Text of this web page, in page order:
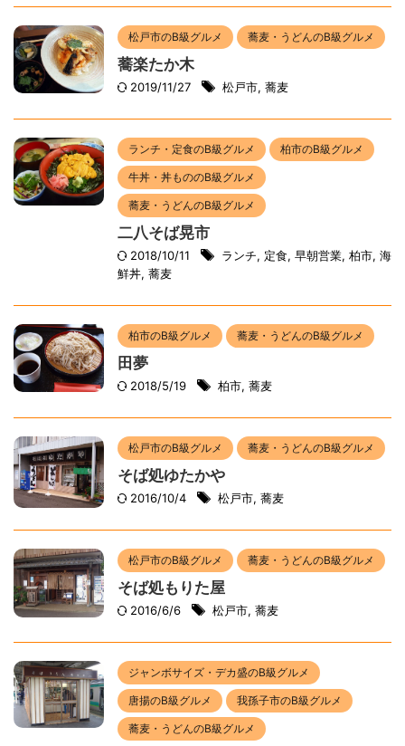
松戸市のB級グルメ 蕎麦・うどんのB級グルメ
蕎楽たか木
2019/11/27 松戸市, 蕎麦
ランチ・定食のB級グルメ 柏市のB級グルメ
牛丼・丼もののB級グルメ
蕎麦・うどんのB級グルメ
二八そば晃市
2018/10/11 ランチ, 定食, 早朝営業, 柏市, 海
鮮丼, 蕎麦
柏市のB級グルメ 蕎麦・うどんのB級グルメ
田夢
2018/5/19 柏市, 蕎麦
松戸市のB級グルメ 蕎麦・うどんのB級グルメ
そば処ゆたかや
2016/10/4 松戸市, 蕎麦
松戸市のB級グルメ 蕎麦・うどんのB級グルメ
そば処もりた屋
2016/6/6 松戸市, 蕎麦
ジャンボサイズ・デカ盛のB級グルメ
唐揚のB級グルメ 我孫子市のB級グルメ
蕎麦・うどんのB級グルメ